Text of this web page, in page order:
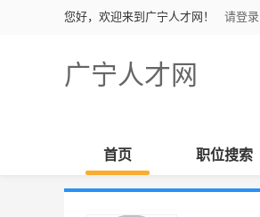
您好，欢迎来到广宁人才网！ 请登录
广宁人才网
首页 职位搜索